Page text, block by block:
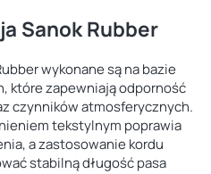
Sanok Rubber
wykonane są na bazie
które zapewniają odporność
czynników atmosferycznych.
tekstylnym poprawia
a zastosowanie kordu
stabilną długość pasa